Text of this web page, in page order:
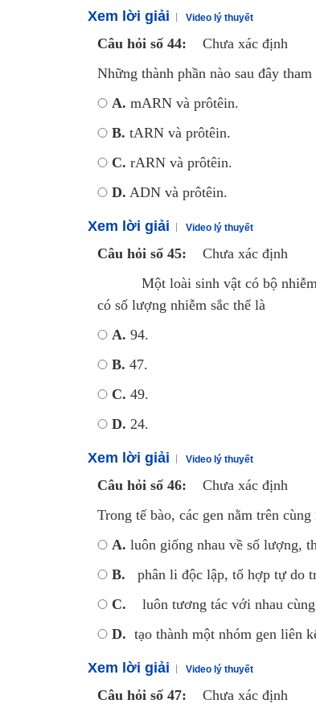
Xem lời giải Video lý thuyết
Câu hỏi số 44:
Chưa xác định
Những thành phần nào sau đây
A. mARN và prôtêin.
B. tARN và prôtêin.
C. rARN và prôtêin.
D. ADN và prôtêin.
Xem lời giải Video lý thuyết
Câu hỏi số 45:
Chưa xác định
Một loài sinh vật có bộ nhiễm
có số lượng nhiễm sắc thể là
A. 94.
B. 47.
C. 49.
D. 24.
Xem lời giải Video lý thuyết
Câu hỏi số 46:
Chưa xác định
Trong tế bào, các gen nằm trên
A. luôn giống nhau về số lượng,
B. phân li độc lập, tổ hợp tự do
C. luôn tương tác với nhau
D. tạo thành một nhóm gen liên
Xem lời giải Video lý thuyết
Câu hỏi số 47:
Chưa xác định